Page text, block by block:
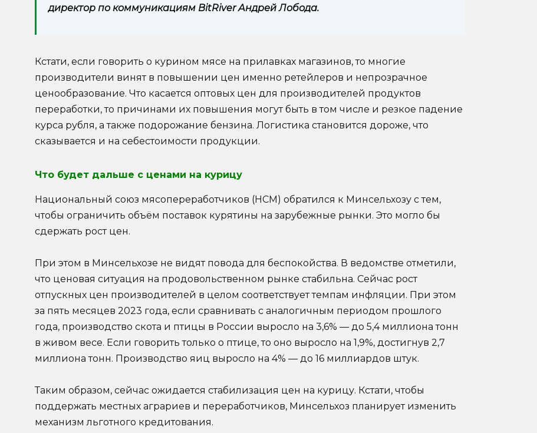
директор по коммуникациям BitRiver Андрей Лобода.
Кстати, если говорить о курином мясе на прилавках магазинов, то многие
производители винят в повышении цен именно ретейлеров и непрозрачное
ценообразование. Что касается оптовых цен для производителей продуктов
переработки, то причинами их повышения могут быть в том числе и резкое падение
курса рубля, а также подорожание бензина. Логистика становится дороже, что
сказывается и на себестоимости продукции.
Что будет дальше с ценами на курицу
Национальный союз мясопереработчиков (НСМ) обратился к Минсельхозу с тем,
чтобы ограничить объём поставок курятины на зарубежные рынки. Это могло бы
сдержать рост цен.
При этом в Минсельхозе не видят повода для беспокойства. В ведомстве отметили,
что ценовая ситуация на продовольственном рынке стабильна. Сейчас рост
отпускных цен производителей в целом соответствует темпам инфляции. При этом
за пять месяцев 2023 года, если сравнивать с аналогичным периодом прошлого
года, производство скота и птицы в России выросло на 3,6% — до 5,4 миллиона тонн
в живом весе. Если говорить только о птице, то оно выросло на 1,9%, достигнув 2,7
миллиона тонн. Производство яиц выросло на 4% — до 16 миллиардов штук.
Таким образом, сейчас ожидается стабилизация цен на курицу. Кстати, чтобы
поддержать местных аграриев и переработчиков, Минсельхоз планирует изменить
механизм льготного кредитования.